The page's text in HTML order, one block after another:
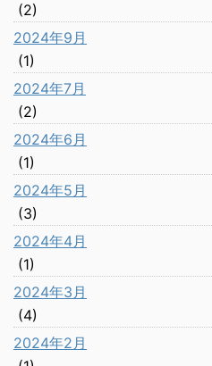
(2)
2024年9月
(1)
2024年7月
(2)
2024年6月
(1)
2024年5月
(3)
2024年4月
(1)
2024年3月
(4)
2024年2月